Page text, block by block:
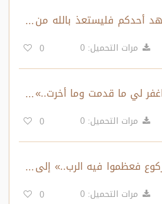
أحدكم فليستعذ بالله من
مرات التحميل: 0 0
لي ما قدمت وما أخرت..»
رب الملائكة والروح»
مرات التحميل: 0 0
فعظموا فيه الرب..» إلى
برضاك من سخطك..»
مرات التحميل: 0 0